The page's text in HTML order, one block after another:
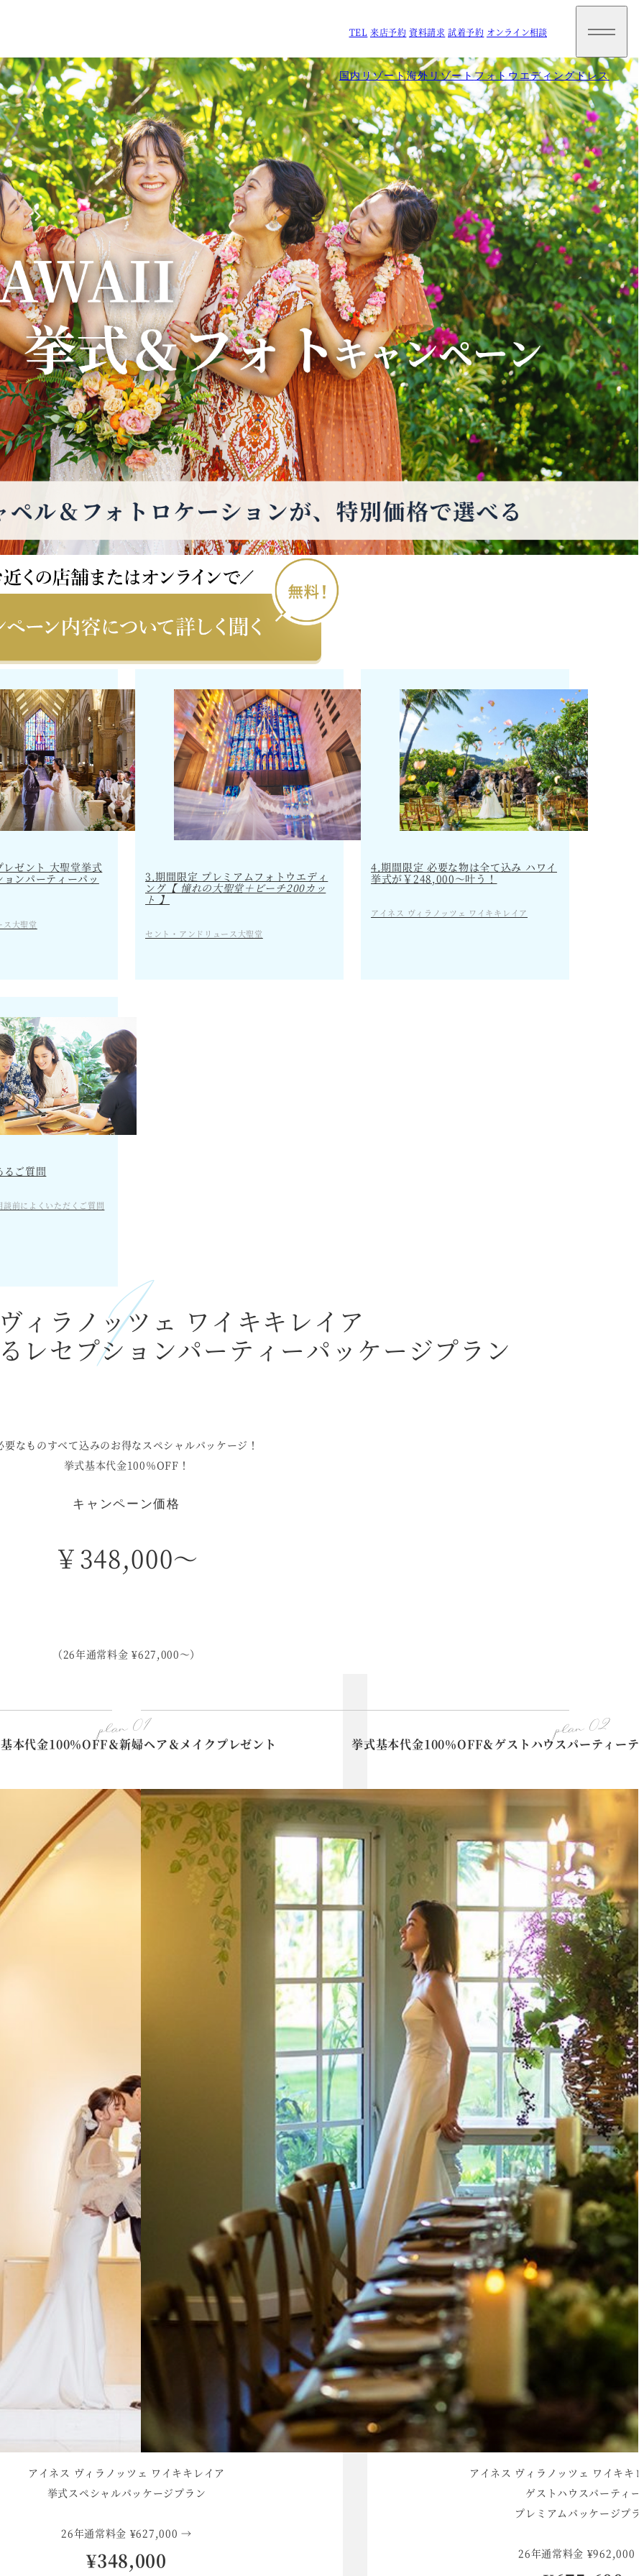
TEL 来店予約 資料請求 試着予約 オンライン相談
イ
ニ
ュ
ー
を
開
閉
国内リゾート海外リゾートフォトウエディングドレス
ゼント 大聖堂挙式
ンパーティーパッ
ス大聖堂
3.期間限定 プレミアムフォトウエディ
ング 【 憧れの大聖堂＋ビーチ200カッ
ト 】
セント・アンドリュース大聖堂
4.期間限定 必要な物は全て込み ハワイ
挙式が￥248,000～叶う！
アイネス ヴィラノッツェ ワイキキレイア
るご質問
前によくいただくご質問
ィラノッツェ ワイキキレイア
レセプションパーティーパッケージプラン
要なものすべて込みのお得なスペシャルパッケージ！
挙式基本代金100％OFF！
￥348,000〜
キャンペーン価格
（26年通常料金 ¥627,000～）
本代金100％OFF＆新婦ヘア＆メイクプレゼント
plan 01
アイネス ヴィラノッツェ ワイキキレイア
挙式スペシャルパッケージプラン
26年通常料金 ¥627,000 →
¥348,000
挙式基本代金100％OFF＆ゲストハウスパーティー
plan 02
アイネス ヴィラノッツェ ワイキキ
ゲストハウスパーティー
プレミアムパッケージプ
26年通常料金 ¥962,000